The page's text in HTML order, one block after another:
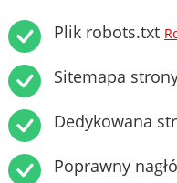
Plik robots.txt
Sitemapa
Dedykowana
Poprawny